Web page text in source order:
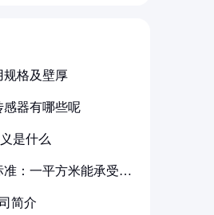
规格及壁厚
器有哪些呢
是什么
：一平方米能承受多
简介